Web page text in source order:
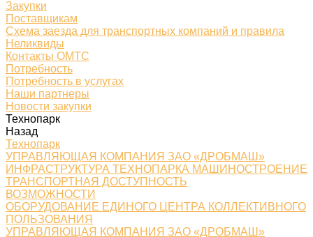
Закупки
Поставщикам
Схема заезда для транспортных компаний и правила
Неликвиды
Контакты ОМТС
Потребность
Потребность в услугах
Наши партнеры
Новости закупки
Технопарк
Назад
Технопарк
УПРАВЛЯЮЩАЯ КОМПАНИЯ ЗАО «ДРОБМАШ»
ИНФРАСТРУКТУРА ТЕХНОПАРКА МАШИНОСТРОЕНИЕ
ТРАНСПОРТНАЯ ДОСТУПНОСТЬ
ВОЗМОЖНОСТИ
ОБОРУДОВАНИЕ ЕДИНОГО ЦЕНТРА КОЛЛЕКТИВНОГО
ПОЛЬЗОВАНИЯ
УПРАВЛЯЮЩАЯ КОМПАНИЯ ЗАО «ДРОБМАШ»